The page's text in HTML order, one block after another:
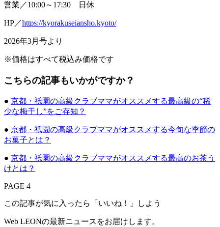
営業／10:00～17:30 日休
HP／https://kyorakuseiansho.kyoto/
2026年3月号より
※価格はすべて税込み価格です
こちらの記事もいかがですか？
● 京都・祇園の高級クラブママがオススメする最高級の“稀
少な梅干し”をご存知？
● 京都・祇園の高級クラブママがオススメする今旬な季節の
お菓子とは？
● 京都・祇園の高級クラブママがオススメする最高のお茶う
けとは？
PAGE 4
この記事が気に入ったら「いいね！」しよう
Web LEONの最新ニュースをお届けします。